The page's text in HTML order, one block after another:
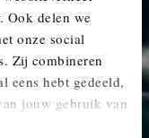
Ook delen we
onze social
Zij combineren
eens hebt gedeeld,
jouw gebruik van
en als JCW (John
aan.